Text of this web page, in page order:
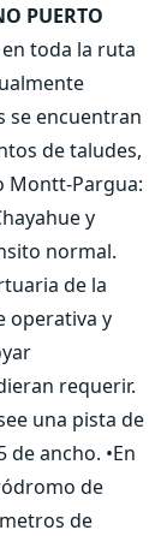
PUERTO
toda la ruta
se encuentran
de taludes,
Montt-Pargua:
y
normal.
de la
operativa y
requerir.
una pista de
ancho. •En
de
de